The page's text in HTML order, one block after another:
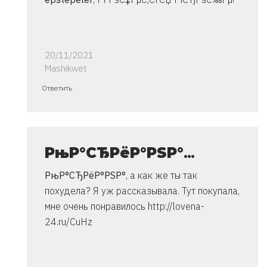
20/11/2021
Mashikwet
Ответ
очень
Владимир
Ответить
РњР°СЂРёР°РЅР°…
РњР°СЂРёР°РЅР°, а как же ты так
похудела? Я уж рассказывала. Тут покупала,
мне очень понравилось http://lovena-
24.ru/CuHz